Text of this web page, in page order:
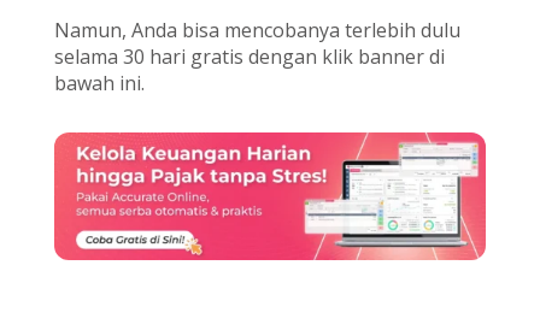
Namun, Anda bisa mencobanya terlebih dulu
selama 30 hari gratis dengan klik banner di
bawah ini.